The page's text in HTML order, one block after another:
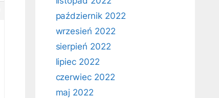
październik 2022
wrzesień 2022
sierpień 2022
lipiec 2022
czerwiec 2022
maj 2022